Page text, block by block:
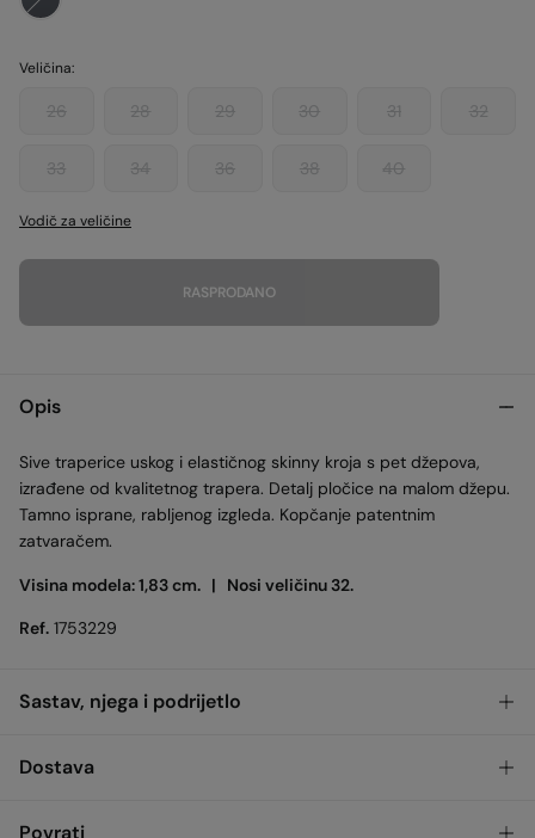
Veličina:
26 28 29 30 31 32
33 34 36 38 40
Vodič za veličine
RASPRODANO
Opis
Sive traperice uskog i elastičnog skinny kroja s pet džepova,
izrađene od kvalitetnog trapera. Detalj pločice na malom džepu.
Tamno isprane, rabljenog izgleda. Kopčanje patentnim
zatvaračem.
Visina modela: 1,83 cm. | Nosi veličinu 32.
Ref. 1753229
Sastav, njega i podrijetlo
Sastav
Dostava
Dostava u trgovinu
Povrati